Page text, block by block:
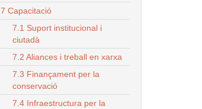
7 Capacitació
7.1 Suport institucional i
ciutadà
7.2 Aliances i treball en xarxa
7.3 Finançament per la
conservació
7.4 Infraestructura per la